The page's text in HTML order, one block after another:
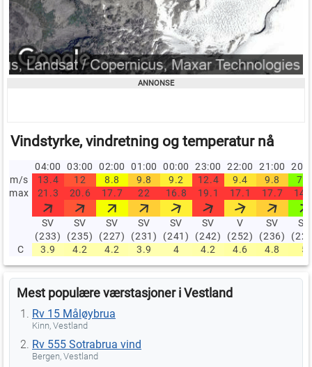
Vindstyrke, vindretning og temperatur nå
04:00 03:00 02:00 01:00 00:00 23:00 22:00 21:00
m/s
13.4 12 8.8 9.8 9.2 12.4 9.4 9.8
7.2
max
21.3 20.6 17.7 22 16.8 19.1 17.1 17.7
SV
(233)
SV
(235)
SV
(227)
SV
(231)
SV
(241)
SV
(242)
V
(252)
SV
(236)
SV
C
3.9 4.2 4.2 3.9 4 4.2 4.6 4.8 5
Mest populære værstasjoner i Vestland
Rv 15 Måløybrua
Kinn, Vestland
Rv 555 Sotrabrua vind
Bergen, Vestland